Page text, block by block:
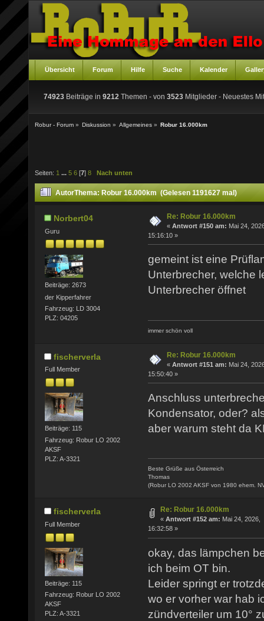
Übersicht Forum Hilfe Suche Kalender
74923 Beiträge in 9212 Themen - von 3523 Mitglieder - Neuestes
Robur - Forum » Diskussion » Allgemeines » Robur 16.000km
Seiten: 1 ... 5 6 [7] 8 Nach unten
AutorThema: Robur 16.000km (Gelesen 1191627 mal)
Norbert04
Guru
Beiträge: 2673
der Kipperfahrer
Fahrzeug: LD 3004
PLZ: 04205
Re: Robur 16.000km
« Antwort #150 am: Mai 24,
15:16:10 »
gemeint ist eine
Unterbrecher, welche
Unterbrecher öffnet
immer schön voll
fischerverla
Full Member
Beiträge: 115
Fahrzeug: Robur LO 2002
AKSF
PLZ: A-3321
Re: Robur 16.000km
« Antwort #151 am: Mai 24,
15:50:40 »
Anschluss
Kondensator, oder?
aber warum steht da
Beste Grüße aus Österreich
Thomas
(Robur LO 2002 AKSF von 1980 ehem.
fischerverla
Full Member
Beiträge: 115
Fahrzeug: Robur LO 2002
AKSF
PLZ: A-3321
Re: Robur 16.000km
« Antwort #152 am: Mai 24, 2026,
16:32:58 »
okay, das lämpchen
ich beim OT bin.
Leider springt er
wo er vorher war hab
zündverteiler um 10°